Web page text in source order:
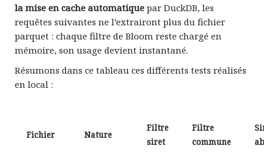
la mise en cache automatique par DuckDB, les
requêtes suivantes ne l’extrairont plus du fichier
parquet : chaque filtre de Bloom reste chargé en
mémoire, son usage devient instantané.
Résumons dans ce tableau ces différents tests réalisés
en local :
Fichier Nature
Filtre
siret
Filtre
commune